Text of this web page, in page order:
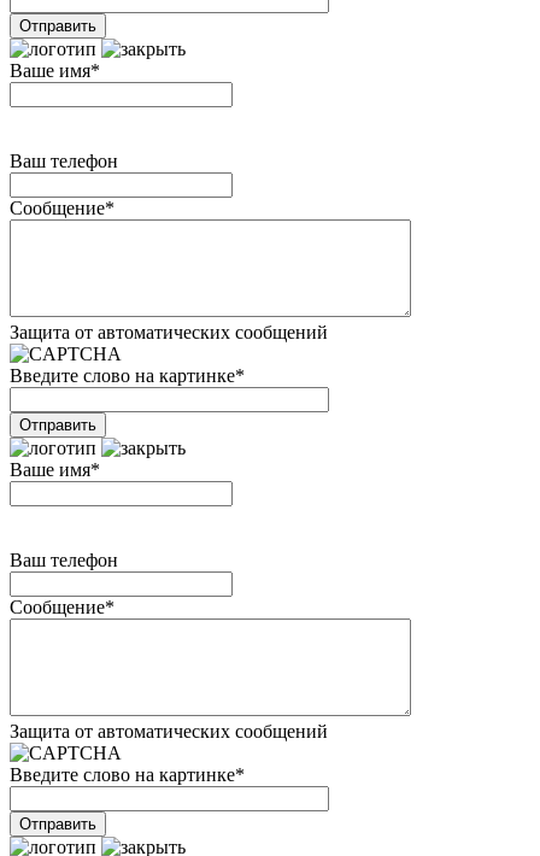
Ваше имя*
Ваш телефон
Сообщение*
Защита от автоматических сообщений
Введите слово на картинке*
Ваше имя*
Ваш телефон
Сообщение*
Защита от автоматических сообщений
Введите слово на картинке*